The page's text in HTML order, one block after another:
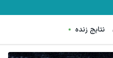
نتایج زنده